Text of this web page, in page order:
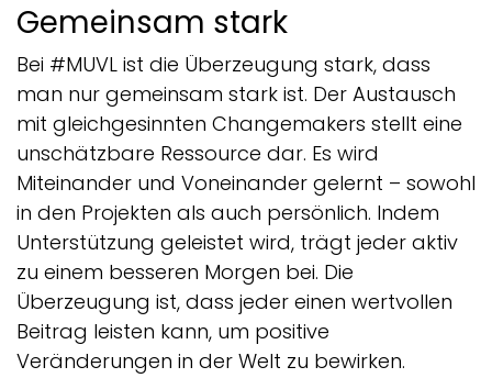
Gemeinsam stark
Bei #MUVL ist die Überzeugung stark, dass
man nur gemeinsam stark ist. Der Austausch
mit gleichgesinnten Changemakers stellt eine
unschätzbare Ressource dar. Es wird
Miteinander und Voneinander gelernt – sowohl
in den Projekten als auch persönlich. Indem
Unterstützung geleistet wird, trägt jeder aktiv
zu einem besseren Morgen bei. Die
Überzeugung ist, dass jeder einen wertvollen
Beitrag leisten kann, um positive
Veränderungen in der Welt zu bewirken.